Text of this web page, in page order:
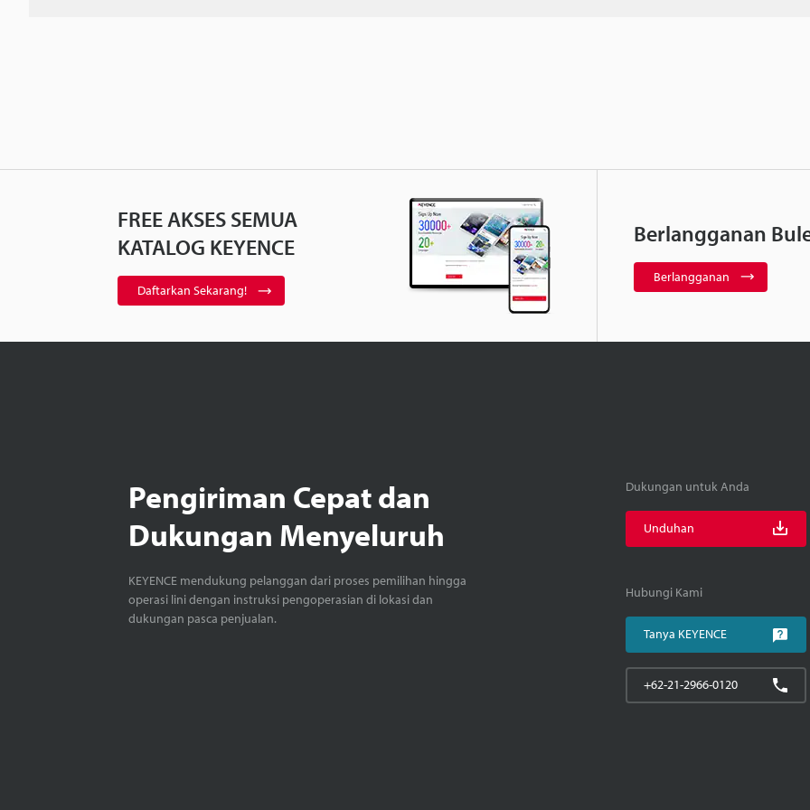
FREE AKSES SEMUA
KATALOG KEYENCE
Daftarkan Sekarang!
Berlangganan
Berlangganan
Pengiriman Cepat dan
Dukungan Menyeluruh
KEYENCE mendukung pelanggan dari proses pemilihan hingga
operasi lini dengan instruksi pengoperasian di lokasi dan
dukungan pasca penjualan.
Dukungan untuk Anda
Unduhan
Hubungi Kami
Tanya KEYENCE
+62-21-2966-0120